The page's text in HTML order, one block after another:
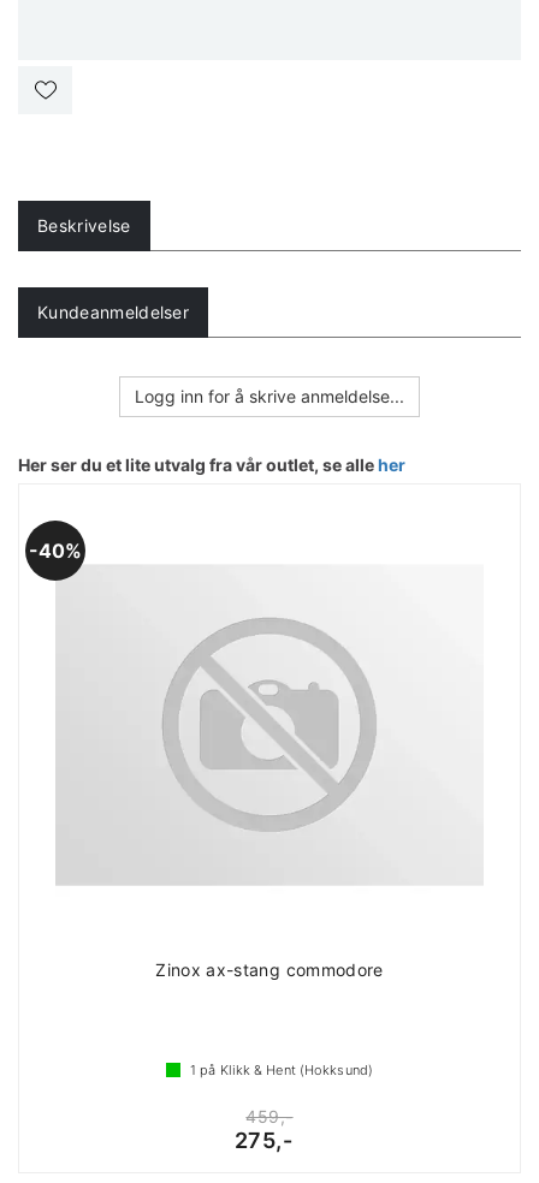
Beskrivelse
Kundeanmeldelser
Logg inn for å skrive anmeldelse...
Her ser du et lite utvalg fra vår outlet, se alleher
40%
Zinox ax-stang commodore
1 på Klikk & Hent (Hokksund)
459,-
275,-